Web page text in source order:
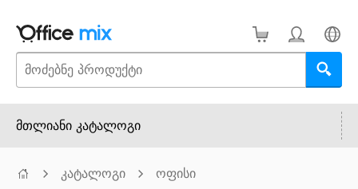
მთლიანი კატალოგი
კატალოგი
ოფისი